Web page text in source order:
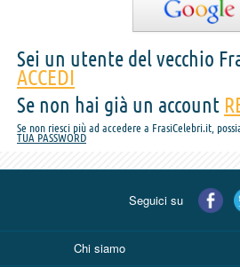
Sei un utente del vecchio
ACCEDI
Se non hai già un account
Se non riesci più ad accedere a FrasiCelebri.it,
TUA PASSWORD
Seguici su
Chi siamo